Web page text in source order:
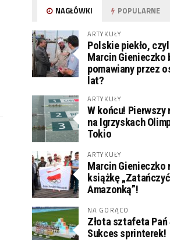
NAGŁÓWKI POPULARNE
ARTYKUŁY
Polskie piekło,
Marcin Gienieczko
pomawiany przez
lat?
ARTYKUŁY
W końcu! Pierwszy
na Igrzyskach
Tokio
ARTYKUŁY
Marcin Gienieczko
książkę
Amazonką”!
NA GORĄCO
Złota sztafeta Pań
Sukces sprinterek!